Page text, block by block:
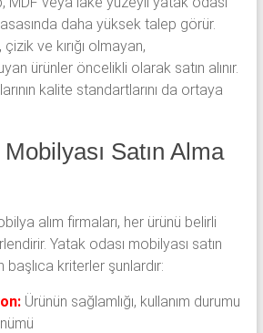
daha yüksek talep görür.
çizik ve kırığı olmayan,
ürünler öncelikli olarak satın alınır.
kalite standartlarını da ortaya
Satın Alma
alım firmaları, her ürünü belirli
Yatak odası mobilyası satın
başlıca kriterler şunlardır:
Ürünün sağlamlığı, kullanım durumu